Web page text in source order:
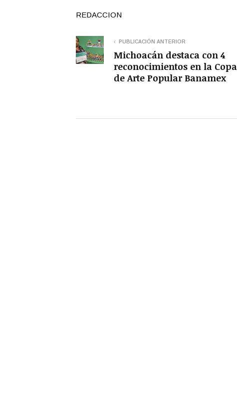
REDACCION
PUBLICACIÓN ANTERIOR
Michoacán destaca con 4
reconocimientos en la Copa
de Arte Popular Banamex